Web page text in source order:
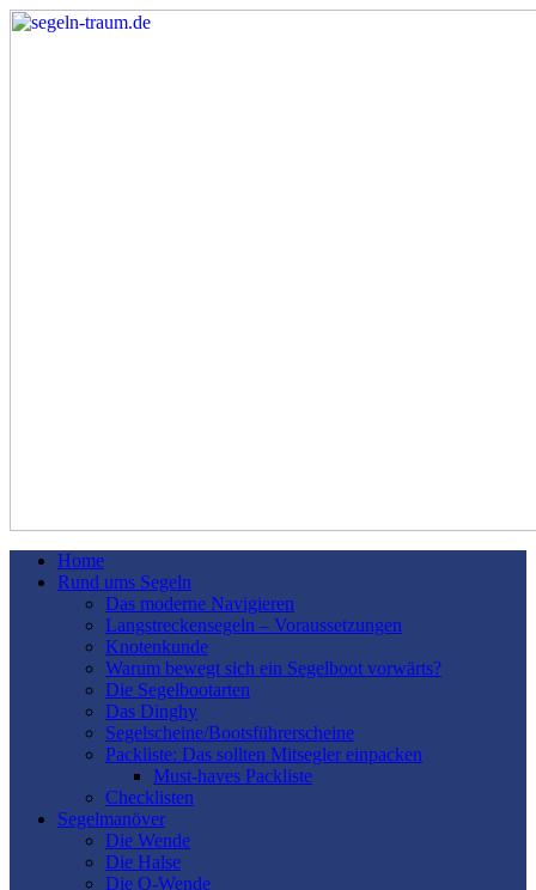
Home
Rund ums Segeln
Das moderne Navigieren
Langstreckensegeln – Voraussetzungen
Knotenkunde
Warum bewegt sich ein Segelboot vorwärts?
Die Segelbootarten
Das Dinghy
Segelscheine/Bootsführerscheine
Packliste: Das sollten Mitsegler einpacken
Must-haves Packliste
Checklisten
Segelmanöver
Die Wende
Die Halse
Die Q-Wende